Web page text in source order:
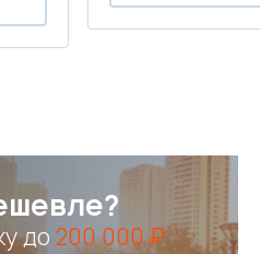
до 200 000 ₽